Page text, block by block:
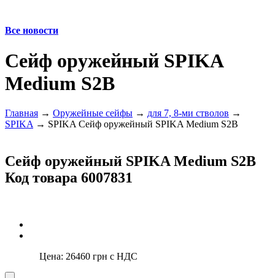
Все новости
Сейф оружейный SPIKA
Medium S2B
Главная → Оружейные сейфы → для 7, 8-ми стволов →
SPIKA → SPIKA Сейф оружейный SPIKA Medium S2B
Сейф оружейный SPIKA Medium S2B
Код товара 6007831
Цена: 26460 грн с НДС